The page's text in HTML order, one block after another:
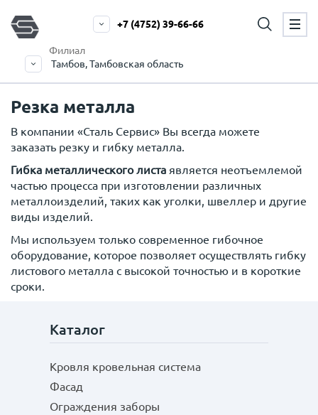
Филиал
Тамбов, Тамбовская область
+7 (4752) 39-66-66
Резка металла
В компании «Сталь Сервис» Вы всегда можете
заказать резку и гибку металла.
Гибка металлического листа является неотъемлемой
частью процесса при изготовлении различных
металлоизделий, таких как уголки, швеллер и другие
виды изделий.
Мы используем только современное гибочное
оборудование, которое позволяет осуществлять гибку
листового металла с высокой точностью и в короткие
сроки.
Каталог
Кровля кровельная система
Фасад
Ограждения заборы